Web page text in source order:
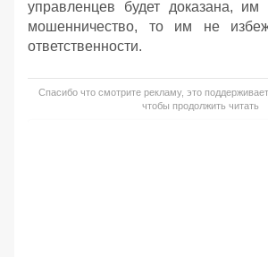
управленцев будет доказана, им
мошенничество, то им не
ответственности.
Спасибо что смотрите рекламу, это
чтобы продолжить читать